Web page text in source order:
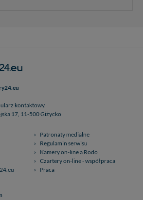
kontaktowy.
17, 11-500 Giżycko
Patronaty medialne
Regulamin serwisu
Kamery on-line a Rodo
Czartery on-line - współpraca
Praca